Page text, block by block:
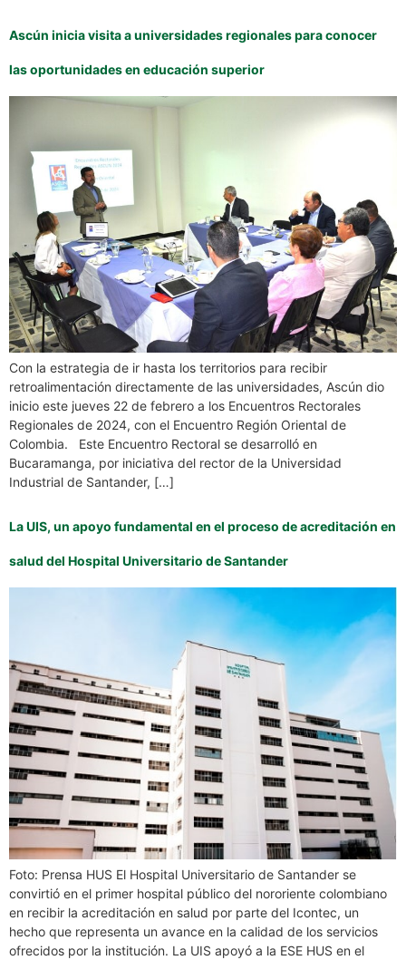
Ascún inicia visita a universidades regionales para conocer
las oportunidades en educación superior
Con la estrategia de ir hasta los territorios para recibir
retroalimentación directamente de las universidades, Ascún dio
inicio este jueves 22 de febrero a los Encuentros Rectorales
Regionales de 2024, con el Encuentro Región Oriental de
Colombia. Este Encuentro Rectoral se desarrolló en
Bucaramanga, por iniciativa del rector de la Universidad
Industrial de Santander, […]
La UIS, un apoyo fundamental en el proceso de acreditación en
salud del Hospital Universitario de Santander
Foto: Prensa HUS El Hospital Universitario de Santander se
convirtió en el primer hospital público del nororiente colombiano
en recibir la acreditación en salud por parte del Icontec, un
hecho que representa un avance en la calidad de los servicios
ofrecidos por la institución. La UIS apoyó a la ESE HUS en el